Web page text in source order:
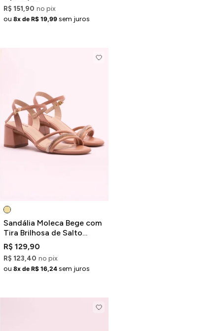
R$ 151,90 no pix
ou 8x de R$ 19,99 sem juros
Sandália Moleca Bege com
Tira Brilhosa de Salto
Médio Bloco
R$ 129,90
R$ 123,40 no pix
ou 8x de R$ 16,24 sem juros